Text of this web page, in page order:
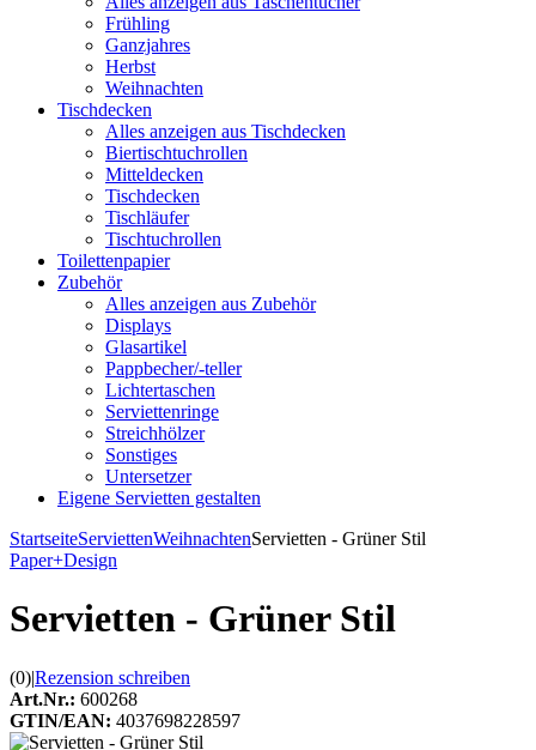
Frühling
Ganzjahres
Herbst
Weihnachten
Tischdecken
Alles anzeigen aus Tischdecken
Biertischtuchrollen
Mitteldecken
Tischdecken
Tischläufer
Tischtuchrollen
Toilettenpapier
Zubehör
Alles anzeigen aus Zubehör
Displays
Glasartikel
Pappbecher/-teller
Lichtertaschen
Serviettenringe
Streichhölzer
Sonstiges
Untersetzer
Eigene Servietten gestalten
StartseiteServiettenWeihnachtenServietten - Grüner Stil
Paper+Design
Servietten - Grüner Stil
(0)|Rezension schreiben
Art.Nr.: 600268
GTIN/EAN: 4037698228597